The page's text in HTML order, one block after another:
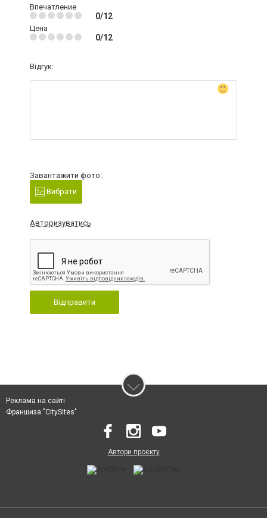
Впечатление
0/12
Цена
0/12
Відгук:
Завантажити фото:
Вибрати
Авторизуватись
Відправити
Реклама на сайті
Франшиза "CitySites"
Автори проєкту